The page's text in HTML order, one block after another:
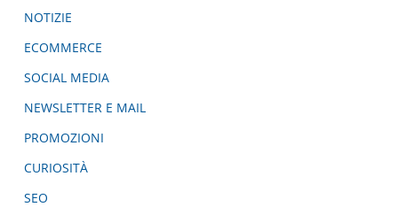
NOTIZIE
ECOMMERCE
SOCIAL MEDIA
NEWSLETTER E MAIL
PROMOZIONI
CURIOSITÀ
SEO